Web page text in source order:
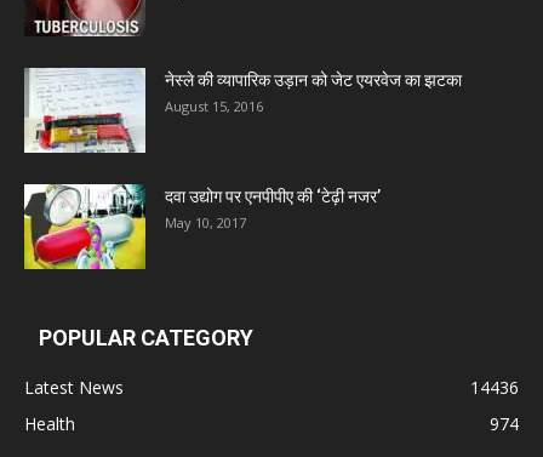
नेस्ले की व्यापारिक उड़ान को जेट एयरवेज का झटका
August 15, 2016
दवा उद्योग पर एनपीपीए की ‘टेढ़ी नजर’
May 10, 2017
POPULAR CATEGORY
Latest News
14436
Health
974